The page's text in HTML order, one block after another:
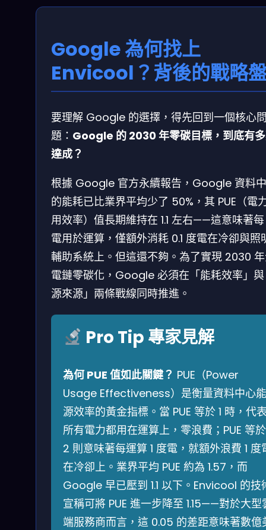
Google 為何找上
Envicool？背後的戰略
要理解 Google 的選擇，得先回到一個核心
題： Google 的 2030 年零碳目標，到底有
達成？
根據 Google 官方永續報告，Google 資料
的能耗已比業界平均少了 50%，其 PUE（電
用效率）值長期維持在 1.1 左右——這意味著每
電用於運算，僅額外消耗 0.1 度電在冷卻與照
輔助系統上。但這還不夠。為了實現 2030
電鏈零碳化，Google 必須在「能耗效率」
源來源」兩條戰線同時推進。
Pro Tip 專家見解
為何 PUE 值如此關鍵？ PUE（Power
Usage Effectiveness）是衡量資料中心能
源效率的黃金指標。當 PUE 等於 1 時，代
所有電力都用在運算上，零浪費；PUE 等於
2 則意味著每運算 1 度電，就額外浪費 1 度
在冷卻上。業界平均 PUE 約為 1.57，而
Google 早已壓到 1.1 以下。Envicool 的技
宣稱可將 PUE 進一步降至 1.15——對於大型
端服務商而言，這 0.05 的差距意味著數億